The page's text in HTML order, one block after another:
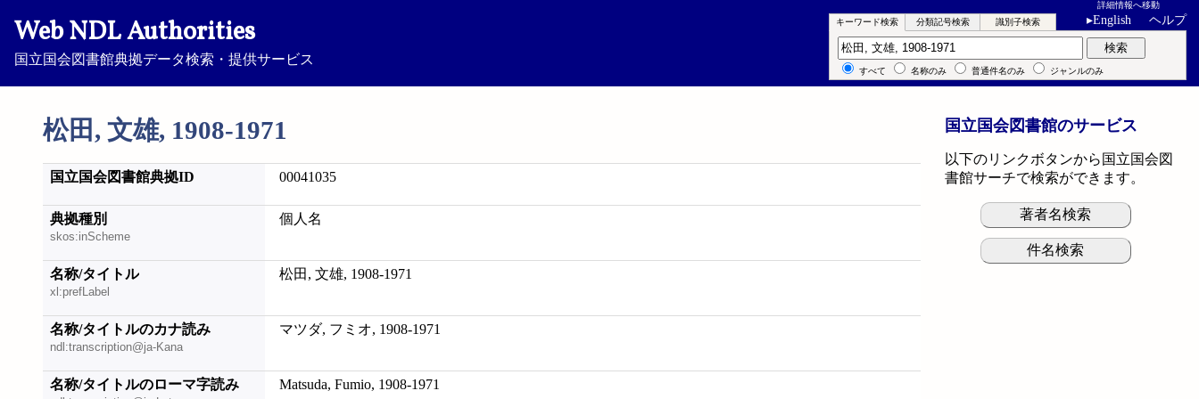
Web NDL Authorities
国立国会図書館典拠データ検索・提供サービス
詳細情報へ移動
▸English ヘルプ
松田, 文雄, 1908-1971
キーワード検索 分類記号検索 識別子検索
キーワード検索 検索
すべて 名称のみ 普通件名のみ ジャンルのみ
国立国会図書館典拠ID 00041035
典拠種別
skos:inScheme
個人名
名称/タイトル
xl:prefLabel
松田, 文雄, 1908-1971
名称/タイトルのカナ読み
ndl:transcription@ja-Kana
マツダ, フミオ, 1908-1971
名称/タイトルのローマ字読み Matsuda, Fumio, 1908-1971
国立国会図書館のサービス
以下のリンクボタンから国立国会図
書館サーチで検索ができます。
著者名検索
件名検索